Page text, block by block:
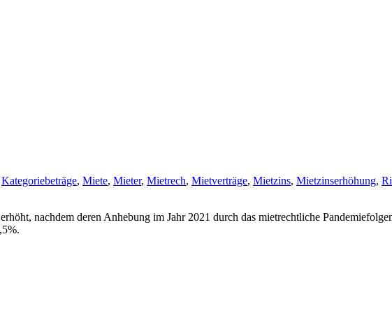
Kategoriebeträge, Miete, Mieter, Mietrech, Mietverträge, Mietzins, Mietzinserhöhung,
nachdem deren Anhebung im Jahr 2021 durch das mietrechtliche